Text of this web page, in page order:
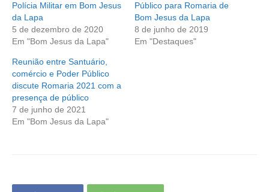
Polícia Militar em Bom Jesus
da Lapa
5 de dezembro de 2020
Em "Bom Jesus da Lapa"
Público para Romaria de
Bom Jesus da Lapa
8 de junho de 2019
Em "Destaques"
Reunião entre Santuário,
comércio e Poder Público
discute Romaria 2021 com a
presença de público
7 de junho de 2021
Em "Bom Jesus da Lapa"